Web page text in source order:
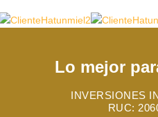
Lo mejor
INVERSIONES
RUC: